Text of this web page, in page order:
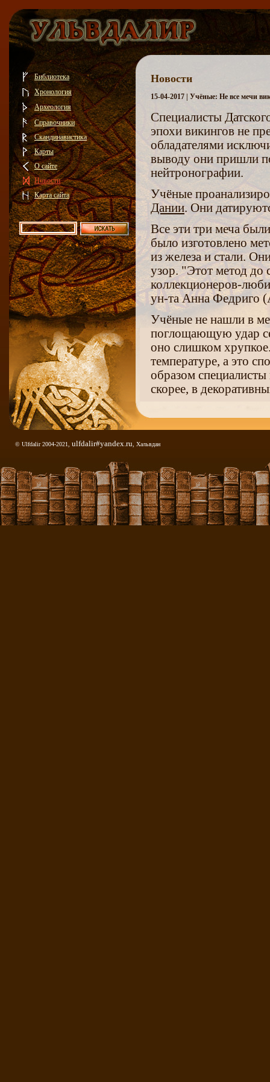
Библиотека
Хронология
Археология
Справочники
Скандинавистика
Карты
О сайте
Новости
Карта сайта
© Ulfdalir 2004-2021, ulfdalir#yandex.ru , Хальвдан
Новости
15-04-2017 | Учёные: Не все мечи
Специалисты
эпохи викингов не
обладателями
выводу они пришли
нейтронографии.
Учёные
Дании. Они
Все эти три меча
было изготовлено
из железа и стали.
узор. "Этот метод до
коллекционеров-
ун-та Анна Федриго
Учёные не нашли в
поглощающую удар
оно слишком
температуре, а это
образом
скорее, в
По материалам